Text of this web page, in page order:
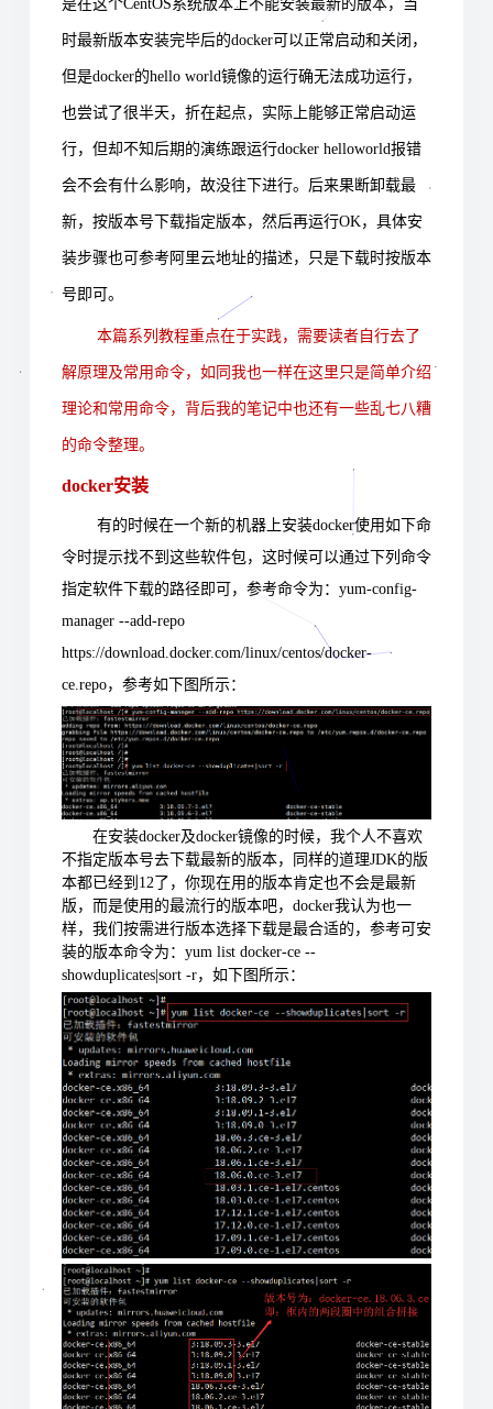
是在这个CentOS系统版本上不能安装最新的版本，当
时最新版本安装完毕后的docker可以正常启动和关闭，
但是docker的hello world镜像的运行确无法成功运行，
也尝试了很半天，折在起点，实际上能够正常启动运
行，但却不知后期的演练跟运行docker helloworld报错
会不会有什么影响，故没往下进行。后来果断卸载最
新，按版本号下载指定版本，然后再运行OK，具体安
装步骤也可参考阿里云地址的描述，只是下载时按版本
号即可。
本篇系列教程重点在于实践，需要读者自行去了
解原理及常用命令，如同我也一样在这里只是简单介绍
理论和常用命令，背后我的笔记中也还有一些乱七八糟
的命令整理。
docker安装
有的时候在一个新的机器上安装docker使用如下命
令时提示找不到这些软件包，这时候可以通过下列命令
指定软件下载的路径即可，参考命令为：yum-config-
manager --add-repo
https://download.docker.com/linux/centos/docker-
ce.repo，参考如下图所示：
在安装docker及docker镜像的时候，我个人不喜欢
不指定版本号去下载最新的版本，同样的道理JDK的版
本都已经到12了，你现在用的版本肯定也不会是最新
版，而是使用的最流行的版本吧，docker我认为也一
样，我们按需进行版本选择下载是最合适的，参考可安
装的版本命令为：yum list docker-ce --
showduplicates|sort -r，如下图所示：